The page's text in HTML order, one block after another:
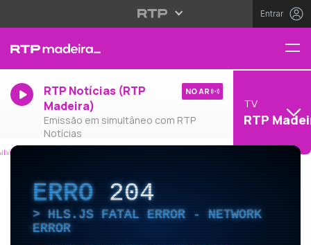
Entrar
RTP Notícias (RTP
Madeira)
Emissão em simultâneo com RTP
Notícias
NO AR
TV
RTP
ERRO204
HLS.JS FATAL ERROR - NETWORK
ERROR